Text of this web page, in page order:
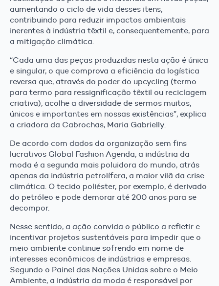
aumentando o ciclo de vida desses itens,
contribuindo para reduzir impactos ambientais
inerentes à indústria têxtil e, consequentemente, para
a mitigação climática.
“Cada uma das peças produzidas nesta ação é única
e singular, o que comprova a eficiência da logística
reversa que, através do poder do upcycling (termo
para termo para ressignificação têxtil ou reciclagem
criativa), acolhe a diversidade de sermos muitos,
únicos e importantes em nossas existências”, explica
a criadora da Cabrochas, Maria Gabrielly.
De acordo com dados da organização sem fins
lucrativos Global Fashion Agenda, a indústria da
moda é a segunda mais poluidora do mundo, atrás
apenas da indústria petrolífera, a maior vilã da crise
climática. O tecido poliéster, por exemplo, é derivado
do petróleo e pode demorar até 200 anos para se
decompor.
Nesse sentido, a ação convida o público a refletir e
incentivar projetos sustentáveis para impedir que o
meio ambiente continue sofrendo em nome de
interesses econômicos de indústrias e empresas.
Segundo o Painel das Nações Unidas sobre o Meio
Ambiente, a indústria da moda é responsável por